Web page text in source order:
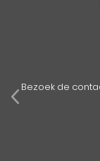
Bezoek de